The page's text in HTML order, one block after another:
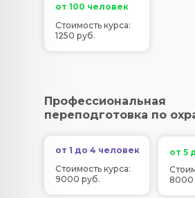
от 100 человек
Стоимость курса:
1250 руб.
Профессиональная
переподготовка по
от 1 до 4 человек
Стоимость курса:
9000 руб.
от 5
8000